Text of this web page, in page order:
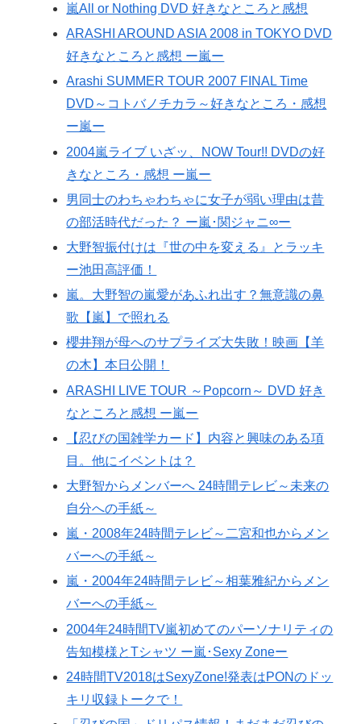
嵐All or Nothing DVD 好きなところと感想
ARASHI AROUND ASIA 2008 in TOKYO DVD
好きなところと感想 ー嵐ー
Arashi SUMMER TOUR 2007 FINAL Time
DVD～コトバノチカラ～好きなところ・感想
ー嵐ー
2004嵐ライブ いざッ、NOW Tour!! DVDの好
きなところ・感想 ー嵐ー
男同士のわちゃわちゃに女子が弱い理由は昔
の部活時代だった？ ー嵐･関ジャニ∞ー
大野智振付けは『世の中を変える』とラッキ
ー池田高評価！
嵐。大野智の嵐愛があふれ出す？無意識の鼻
歌【嵐】で照れる
櫻井翔が母へのサプライズ大失敗！映画【羊
の木】本日公開！
ARASHI LIVE TOUR ～Popcorn～ DVD 好き
なところと感想 ー嵐ー
【忍びの国雑学カード】内容と興味のある項
目。他にイベントは？
大野智からメンバーへ 24時間テレビ～未来の
自分への手紙～
嵐・2008年24時間テレビ～二宮和也からメン
バーへの手紙～
嵐・2004年24時間テレビ～相葉雅紀からメン
バーへの手紙～
2004年24時間TV嵐初めてのパーソナリティの
告知模様とTシャツ ー嵐･Sexy Zoneー
24時間TV2018はSexyZone!発表はPONのドッ
キリ収録トークで！